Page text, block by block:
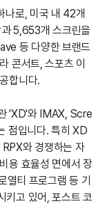
나로, 미국 내 42개
5,653개 스크린을
등 다양한 브랜드
콘서트, 스포츠 이
합니다.
'XD'와 IMAX, Scre
점입니다. 특히 XD
와 경쟁하는 자
용 효율성 면에서 장
열티 프로그램 등 기
키고 있어, 포스트 코